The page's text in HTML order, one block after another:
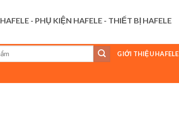
HAFELE - PHỤ KIỆN HAFELE - THIẾT BỊ HAFELE
GIỚI THIỆU HAFELE